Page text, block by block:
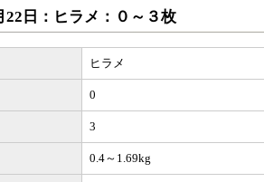
22日：ヒラメ：０～３枚
ヒラメ
0
3
0.4～1.69kg